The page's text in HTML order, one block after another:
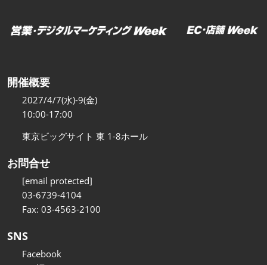
開催概要
2027/4/7(水)-9(金)
10:00-17:00
東京ビッグサイト 東 1-8ホール
お問合せ
[email protected]
03-6739-4104
Fax: 03-4563-2100
SNS
Facebook